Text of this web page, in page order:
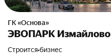
ГК «Основа»
ЭВОПАРК Измайлово
Строится•бизнес